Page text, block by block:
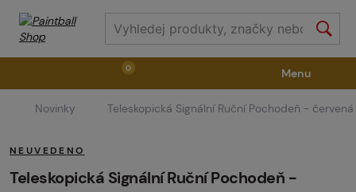
0
Zbraně Příslušenství ke zbraním Výstroj
Střelivo Masky Vzduch / CO2
Menu
Novinky Teleskopická Signální Ruční Pochodeň - červená
NEUVEDENO
Teleskopická Signální Ruční Pochodeň -